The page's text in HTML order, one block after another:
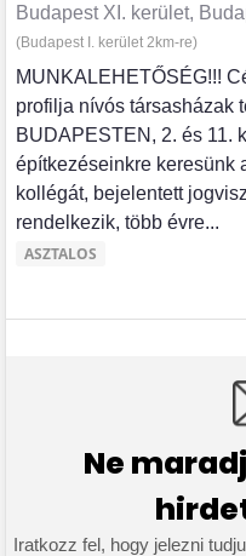
Budapest XI. kerület,
(Budapest I. kerület 2km-re)
MUNKALEHETŐSÉG!!!
profilja nívós társasházak
BUDAPESTEN, 2. és 11.
építkezéseinkre keresünk
kollégát, bejelentett
rendelkezik, több évre...
ASZTALOS
Ne
Iratkozz fel, hogy jelezni